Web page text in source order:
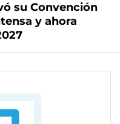
su Convención
y ahora